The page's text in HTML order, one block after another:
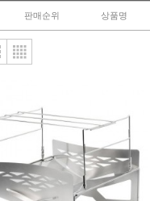
판매순위 상품명